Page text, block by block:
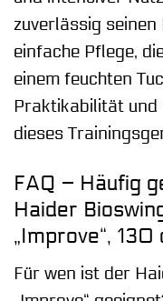
zuverlässig
einfache Pflege,
einem feuchten
Praktikabilität
dieses
FAQ – Häufig
Haider
„Improve“, 130
Für wen ist der